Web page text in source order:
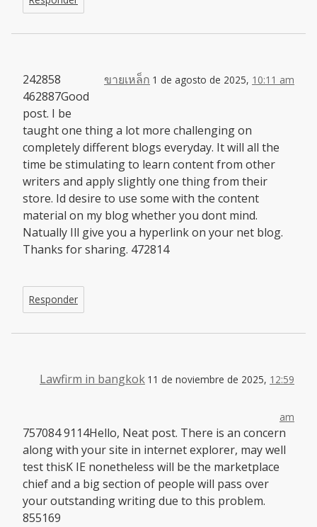
ขายเหล็ก 1 de agosto de 2025, 10:11 am
242858
462887Good
post. I be
taught one thing a lot more challenging on
completely different blogs everyday. It will all the
time be stimulating to learn content from other
writers and apply slightly one thing from their
store. Id desire to use some with the content
material on my blog whether you dont mind.
Natually Ill give you a hyperlink on your net blog.
Thanks for sharing. 472814
Responder
Lawfirm in bangkok 11 de noviembre de 2025, 12:59
am
757084 9114Hello, Neat post. There is an concern
along with your site in internet explorer, may well
test thisK IE nonetheless will be the marketplace
chief and a big section of people will pass over
your outstanding writing due to this problem.
855169